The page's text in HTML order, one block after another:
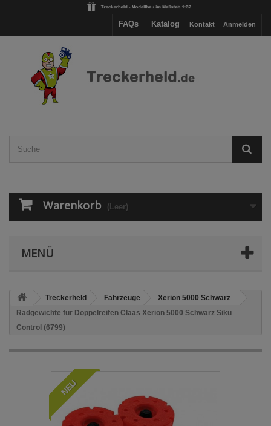
Anmelden
Kontakt
Katalog
FAQs
Warenkorb (Leer)
MENÜ
Treckerheld Fahrzeuge
Xerion 5000 Schwarz
Radgewichte für Doppelreifen Claas Xerion 5000 Schwarz Siku
Control (6799)
NEU